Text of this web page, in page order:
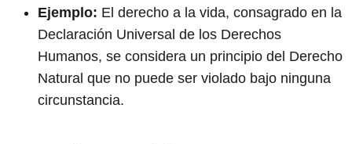
Ejemplo: El derecho a la vida, consagrado en la
Declaración Universal de los Derechos
Humanos, se considera un principio del Derecho
Natural que no puede ser violado bajo ninguna
circunstancia.